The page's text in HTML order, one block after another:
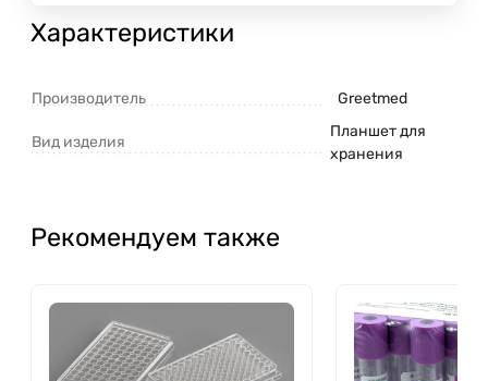
Характеристики
Производитель Greetmed
Вид изделия
Планшет для
хранения
Рекомендуем также